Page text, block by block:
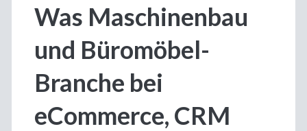
Was Maschinenbau
und Büromöbel-
Branche bei
eCommerce, CRM